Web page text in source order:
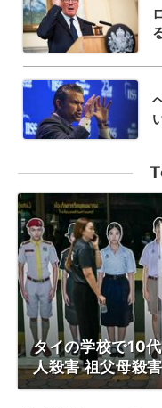
タイの学校で10
人殺害 祖父母殺